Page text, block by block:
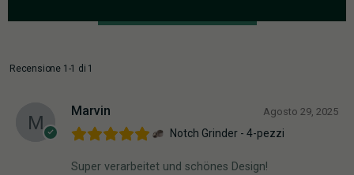
Recensione 1-1 di 1
Marvin Agosto 29, 2025
Notch Grinder - 4-pezzi
Super verarbeitet und schönes Design!